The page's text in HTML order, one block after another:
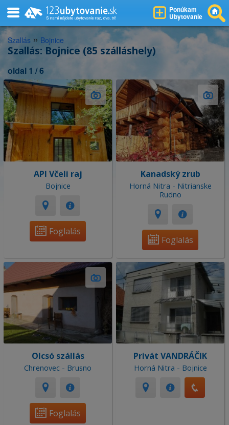
Ponúkam
Ubytovanie
Szallás » Bojnice
Szallás: Bojnice (85 szálláshely)
oldal 1 / 6
API Včeli raj
Bojnice
Foglalás
Kanadský zrub
Horná Nitra - Nitrianske
Rudno
Foglalás
Olcsó szállás
Chrenovec - Brusno
Foglalás
Privát VANDRÁČIK
Horná Nitra - Bojnice